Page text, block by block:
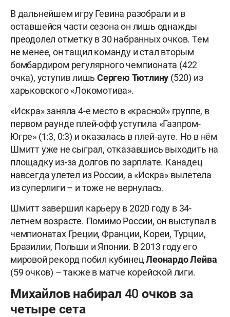
В дальнейшем игру Гевина разобрали и в
оставшейся части сезона он лишь однажды
преодолел отметку в 30 набранных очков. Тем
не менее, он тащил команду и стал вторым
бомбардиром регулярного чемпионата (422
очка), уступив лишь Сергею Тютлину (520) из
харьковского «Локомотива».
«Искра» заняла 4-е место в «красной» группе, в
первом раунде плей-офф уступила «Газпром-
Югре» (1:3, 0:3) и оказалась в плей-ауте. Но в нём
Шмитт уже не сыграл, отказавшись выходить на
площадку из-за долгов по зарплате. Канадец
навсегда улетел из России, а «Искра» вылетела
из суперлиги – и тоже не вернулась.
Шмитт завершил карьеру в 2020 году в 34-
летнем возрасте. Помимо России, он выступал в
чемпионатах Греции, Франции, Кореи, Турции,
Бразилии, Польши и Японии. В 2013 году его
мировой рекорд побил кубинецЛеонардоЛейва
(59 очков) – также в матче корейской лиги.
Михайлов набирал 40 очков за
четыре сета